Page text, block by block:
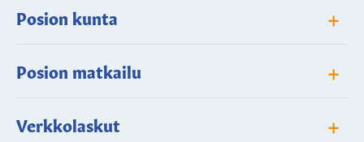
Posion kunta +
Posion matkailu +
Verkkolaskut +